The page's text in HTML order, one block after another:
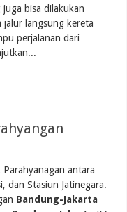
juga bisa dilakukan
jalur langsung kereta
perjalanan dari
antara
dan Stasiun Jatinegara.
Bandung-Jakarta